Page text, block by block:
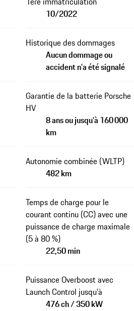
10/2022
Historique des dommages
Aucun dommage ou
accident n'a été signalé
Garantie de la batterie Porsche
HV
8 ans ou jusqu'à 160 000
km
Autonomie combinée (WLTP)
482 km
Temps de charge pour le
courant continu (CC) avec une
puissance de charge maximale
(5 à 80 %)
22,50 min
Puissance Overboost avec
Launch Control jusqu'à
476 ch / 350 kW